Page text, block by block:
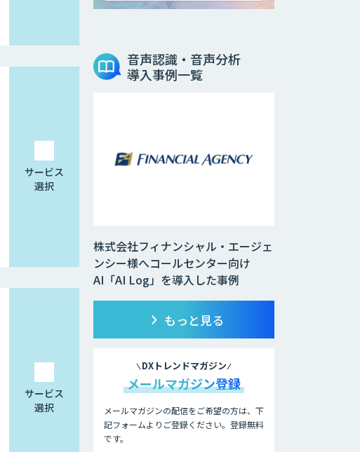
サービス
選択
サービス
選択
音声認識・音声分析
導入事例一覧
株式会社フィナンシャル・エージェ
ンシー様へコールセンター向け
AI「AI Log」を導入した事例
もっと見る
DXトレンドマガジン
メールマガジン登録
メールマガジンの配信をご希望の方は、下
記フォームよりご登録ください。登録無料
です。